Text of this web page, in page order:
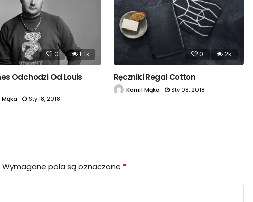
0 1.1k
Odchodzi Od Louis
Sty 18, 2018
0 2k
Ręczniki Regal Cotton
Kamil Mąka Sty 08, 2018
Wymagane pola są oznaczone *